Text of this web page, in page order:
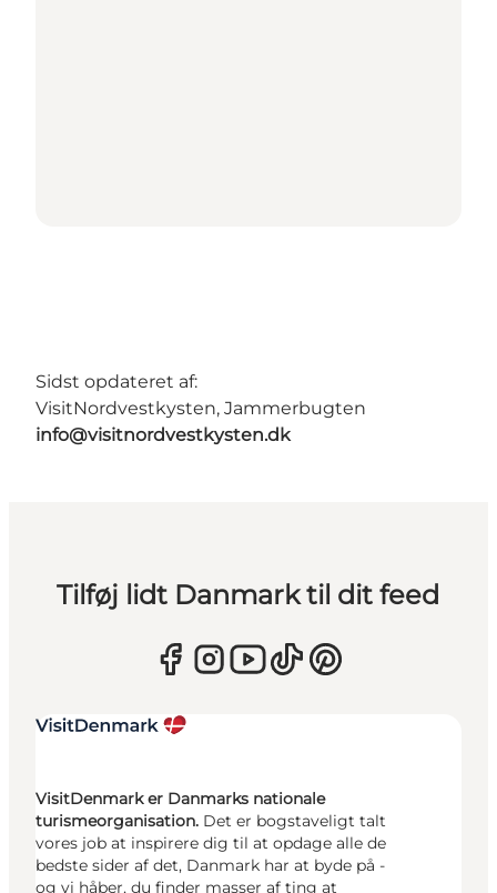
Sidst opdateret af:
VisitNordvestkysten, Jammerbugten
info@visitnordvestkysten.dk
Tilføj lidt Danmark til dit feed
VisitDenmark er Danmarks nationale
turismeorganisation. Det er bogstaveligt talt
vores job at inspirere dig til at opdage alle de
bedste sider af det, Danmark har at byde på -
og vi håber, du finder masser af ting at